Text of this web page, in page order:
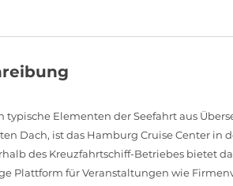
typische Elementen der Seefahrt aus
Dach, ist das Hamburg Cruise Center in
des Kreuzfahrtschiff-Betriebes bietet
Plattform für Veranstaltungen wie